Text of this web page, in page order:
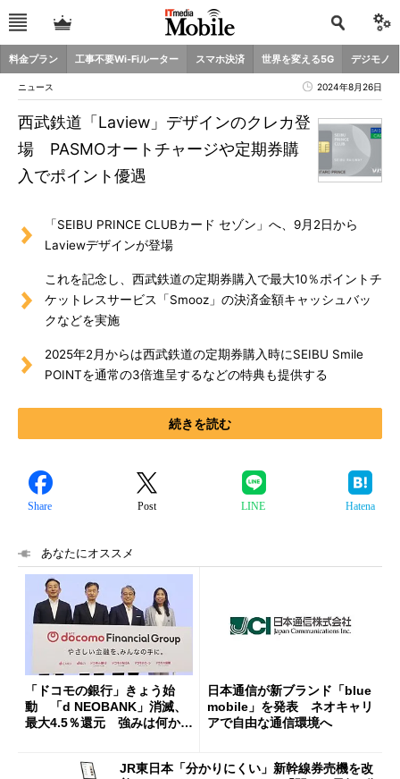
料金プラン 工事不要Wi-Fiルーター スマホ決済 世界を変える5G デジモノ
ニュース 2024年8月26日
西武鉄道「Laview」デザインのクレカ登
場 PASMOオートチャージや定期券購
入でポイント優遇
「SEIBU PRINCE CLUBカード セゾン」へ、9月2日から
Laviewデザインが登場
これを記念し、西武鉄道の定期券購入で最大10％ポイントチ
ケットレスサービス「Smooz」の決済金額キャッシュバッ
クなどを実施
2025年2月からは西武鉄道の定期券購入時にSEIBU Smile
POINTを通常の3倍進呈するなどの特典も提供する
続きを読む
Share Post LINE Hatena
あなたにオススメ
「ドコモの銀行」きょう始
動 「d NEOBANK」消滅、
最大4.5％還元 強みは何か解
日本通信が新ブランド「blue
mobile」を発表 ネオキャリ
アで自由な通信環境へ
JR東日本「分かりにくい」新幹線券売機を改